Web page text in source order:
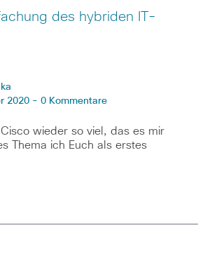
des hybriden IT-
2020 - 0 Kommentare
wieder so viel, das es mir
Thema ich Euch als erstes